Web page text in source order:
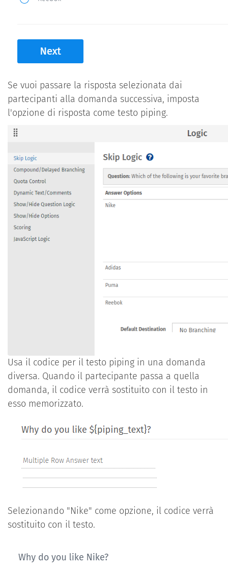
Se vuoi passare la risposta selezionata dai
partecipanti alla domanda successiva, imposta
l'opzione di risposta come testo piping.
Usa il codice per il testo piping in una domanda
diversa. Quando il partecipante passa a quella
domanda, il codice verrà sostituito con il testo in
esso memorizzato.
Selezionando "Nike" come opzione, il codice verrà
sostituito con il testo.